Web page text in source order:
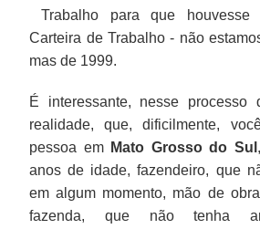
Trabalho para que
Carteira de Trabalho - não
mas de 1999.
É interessante, nesse processo
realidade, que, dificilmente,
pessoa em Mato Grosso do Sul
anos de idade, fazendeiro, que
em algum momento, mão de
fazenda, que não tenha
indígenas
anos,
aconteceu